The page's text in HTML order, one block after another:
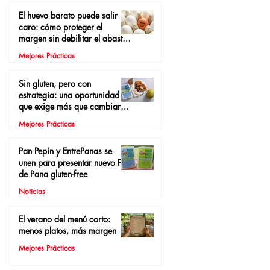
El huevo barato puede salir
caro: cómo proteger el
margen sin debilitar el abasto
local
Mejores Prácticas
Sin gluten, pero con
estrategia: una oportunidad
que exige más que cambiar el
pan
Mejores Prácticas
Pan Pepín y EntrePanas se
unen para presentar nuevo Pan
de Pana gluten-free
Noticias
El verano del menú corto:
menos platos, más margen
Mejores Prácticas